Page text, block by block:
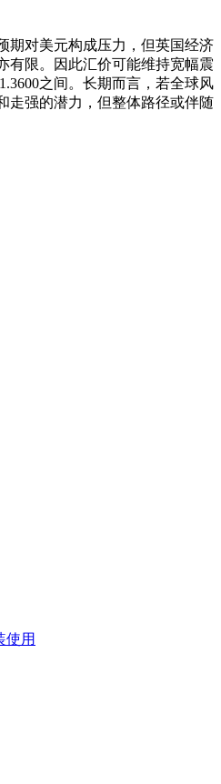
期对美元构成压力，但英国经济
有限。因此汇价可能维持宽幅震
之间。长期而言，若全球风
走强的潜力，但整体路径或伴随
使用